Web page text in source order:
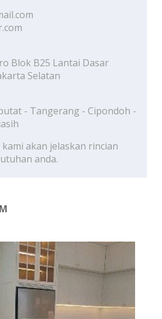
Blok B25 Lantai Dasar
Selatan
- Tangerang - Cipondoh -
akan jelaskan rincian
anda.